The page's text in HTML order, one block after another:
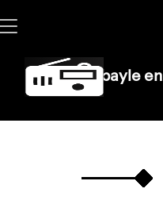
Martha Debayle en W,